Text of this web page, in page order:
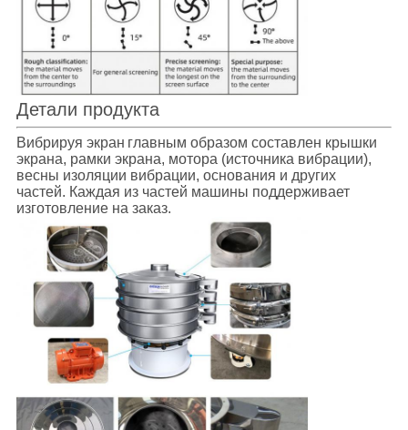
Детали продукта
Вибрируя экран главным образом составлен крышки
экрана, рамки экрана, мотора (источника вибрации),
весны изоляции вибрации, основания и других
частей. Каждая из частей машины поддерживает
изготовление на заказ.